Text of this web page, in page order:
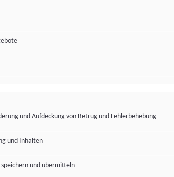
und Aufdeckung von Betrug und Fehlerbehebung
und Inhalten
und übermitteln